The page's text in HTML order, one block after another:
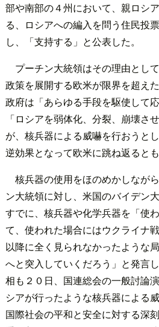
部や南部の４州において、親ロシ
る、ロシアへの編入を問う住民投
し、「支持する」と公表した。
プーチン大統領はその理由とし
政策を展開する欧米が限界を超え
政府は「あらゆる手段を駆使して
「ロシアを弱体化、分裂、崩壊さ
が、核兵器による威嚇を行おうと
逆効果となって欧米に跳ね返るとも
核兵器の使用をほのめかしなが
ン大統領に対し、米国のバイデン
すでに、核兵器や化学兵器を「使
て、使われた場合にはウクライナ
以降に全く見られなかったような
へと突入していくだろう」と発言
相も２０日、国連総会の一般討論
シアが行ったような核兵器による
国際社会の平和と安全に対する深